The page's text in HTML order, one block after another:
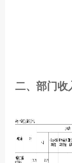
二、部门收